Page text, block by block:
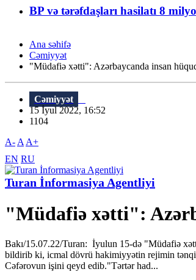
BP və tərəfdaşları hasilatı 8
Ana səhifə
Cəmiyyət
"Müdafiə xətti": Azərbaycanda insan
Cəmiyyət
15 İyul 2022, 16:52
1104
A- A A+
EN RU
Turan İnformasiya Agentliyi
"Müdafiə xətti":
Bakı/15.07.22/Turan: İyulun 15-də "Müdafiə
bildirib ki, icmal dövrü hakimiyyətin rejimin
Cəfərovun işini qeyd edib."Tərtər had...